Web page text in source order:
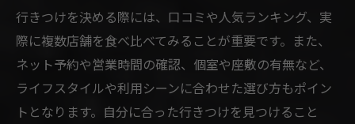
行きつけを決める際には、口コミや人気ランキング、実
際に複数店舗を食べ比べてみることが重要です。また、
ネット予約や営業時間の確認、個室や座敷の有無など、
ライフスタイルや利用シーンに合わせた選び方もポイン
トとなります。自分に合った行きつけを見つけること